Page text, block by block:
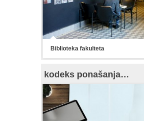
Biblioteka fakulteta
kodeks ponašanja…